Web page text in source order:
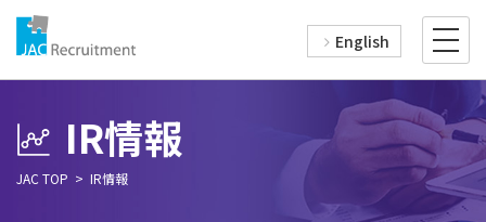
IR情報
JAC TOP IR情報
English